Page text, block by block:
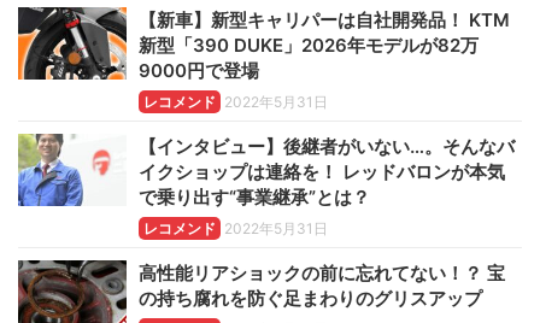
【新車】新型キャリパーは自社開発品！ KTM
新型「390 DUKE」2026年モデルが82万
9000円で登場
レコメンド 2022年5月31日
【インタビュー】後継者がいない…。そんなバ
イクショップは連絡を！ レッドバロンが本気
で乗り出す“事業継承”とは？
レコメンド 2022年5月31日
高性能リアショックの前に忘れてない！？ 宝
の持ち腐れを防ぐ足まわりのグリスアップ